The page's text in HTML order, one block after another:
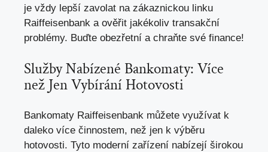
je vždy lepší zavolat na zákaznickou linku
Raiffeisenbank a ověřit jakékoliv transakční
problémy. Buďte obezřetní a chraňte své finance!
Služby Nabízené Bankomaty: Více
než Jen Vybírání Hotovosti
Bankomaty Raiffeisenbank můžete využívat k
daleko více činnostem, než jen k výběru
hotovosti. Tyto moderní zařízení nabízejí širokou